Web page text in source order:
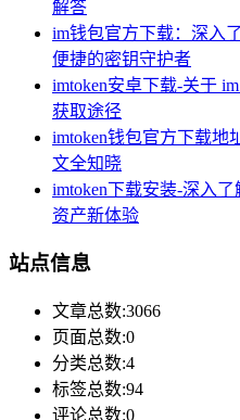
解答
im钱包官方下载：深入
便捷的密钥守护者
imtoken安卓下载-关于
获取途径
imtoken钱包官方下载地
文全知晓
imtoken下载安装-深入
资产新体验
站点信息
文章总数:3066
页面总数:0
分类总数:4
标签总数:94
评论总数:0